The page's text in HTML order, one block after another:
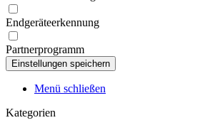
Endgeräteerkennung
Partnerprogramm
Menü schließen
Kategorien